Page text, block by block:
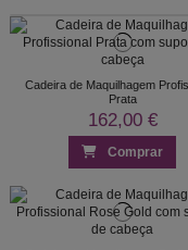
Cadeira de Maquilhagem
Prata
162,00 €
Comprar